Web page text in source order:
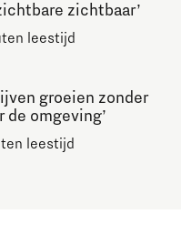
zichtbaar’
leestijd
groeien zonder
de omgeving’
leestijd